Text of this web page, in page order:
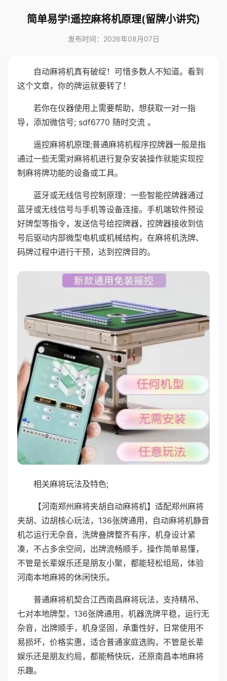
简单易学!遥控麻将机原理(留牌小讲究)
发布时间：2026年08月07日
自动麻将机真有破绽！可惜多数人不知道。看到
这个文章，你的牌运就要转了！
若你在仪器使用上需要帮助，想获取一对一指
导，添加微信号; sdf6770 随时交流 。
遥控麻将机原理;普通麻将机程序控牌器一般是指
通过一些无需对麻将机进行复杂安装操作就能实现控
制麻将牌功能的设备或工具。
蓝牙或无线信号控制原理：一些智能控牌器通过
蓝牙或无线信号与手机等设备连接。手机端软件预设
好牌型等指令，发送信号给控牌器，控牌器接收到信
号后驱动内部微型电机或机械结构，在麻将机洗牌、
码牌过程中进行干预，达到控牌目的。
相关麻将玩法及特色;
【河南郑州麻将夹胡自动麻将机】适配郑州麻将
夹胡、边胡核心玩法，136张牌通用，自动麻将机静音
机芯运行无杂音，洗牌叠牌整齐有序，机身设计紧
凑，不占多余空间，出牌流畅顺手，操作简单易懂，
不管是长辈娱乐还是朋友小聚，都能轻松组局，体验
河南本地麻将的休闲快乐。
普通麻将机契合江西南昌麻将玩法，支持精吊、
七对本地牌型，136张牌通用，机器洗牌平稳，运行无
杂音，出牌顺手，机身坚固，承重性好，日常使用不
易损坏，价格实惠，适合普通家庭选购，不管是长辈
娱乐还是朋友约局，都能畅快玩，还原南昌本地麻将
乐趣。